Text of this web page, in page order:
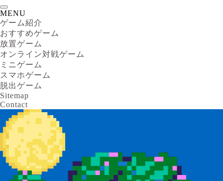
MENU
ゲーム紹介
おすすめゲーム
放置ゲーム
オンライン対戦ゲーム
ミニゲーム
スマホゲーム
脱出ゲーム
Sitemap
Contact